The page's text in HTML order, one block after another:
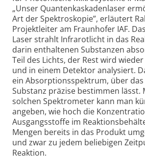
„Unser Quantenkaskadenlaser
Art der Spektroskopie”, erläutert
Projektleiter am Fraunhofer IAF.
Laser strahlt Infrarotlicht in das
darin enthaltenen Substanzen
Teil des Lichts, der Rest wird
und in einem Detektor analysiert.
ein Absorptionsspektrum, über
Substanz präzise bestimmen lässt.
solchen Spektrometer kann man
angeben, wie hoch die
Ausgangsstoffe im
Mengen bereits in das Produkt
und zwar zu jedem beliebigen
Reaktion.